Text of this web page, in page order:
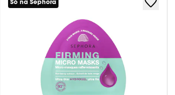
Só na Sephora